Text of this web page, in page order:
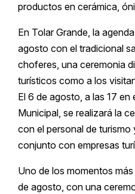
productos en cerámica,
En Tolar Grande, la
agosto con el tradicional
choferes, una ceremonia
turísticos como a los
El 6 de agosto, a las 17 en
Municipal, se realizará la
con el personal de turismo
conjunto con empresas
Uno de los momentos
de agosto, con una